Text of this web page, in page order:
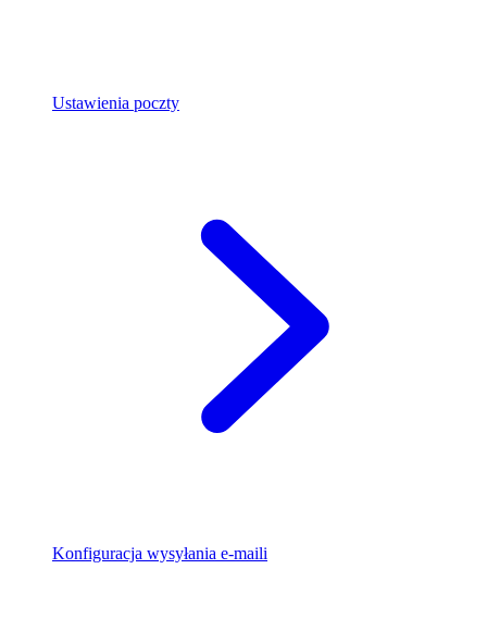
Ustawienia poczty
Konfiguracja wysyłania e-maili